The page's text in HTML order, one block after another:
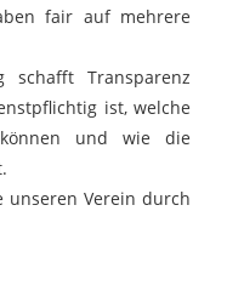
fair auf mehrere
schafft Transparenz
ist, welche
und wie die
unseren Verein durch